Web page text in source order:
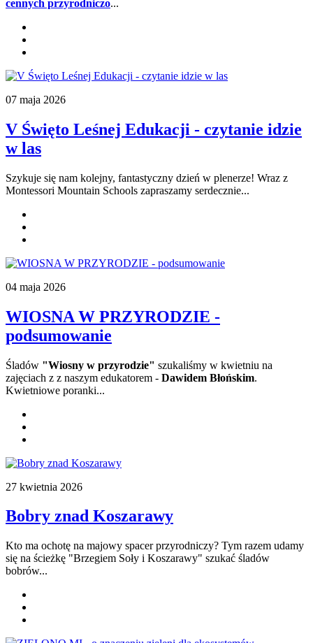
cennych przyrodniczo...
07 maja 2026
V Święto Leśnej Edukacji - czytanie idzie
w las
Szykuje się nam kolejny, fantastyczny dzień w plenerze! Wraz z
Montessori Mountain Schools zapraszamy serdecznie...
04 maja 2026
WIOSNA W PRZYRODZIE -
podsumowanie
Śladów "Wiosny w przyrodzie" szukaliśmy w kwietniu na
zajęciach z z naszym edukatorem - Dawidem Błońskim.
Kwietniowe poranki...
27 kwietnia 2026
Bobry znad Koszarawy
Kto ma ochotę na majowy spacer przyrodniczy? Tym razem udamy
się na ścieżkę "Brzegiem Soły i Koszarawy" szukać śladów
bobrów...